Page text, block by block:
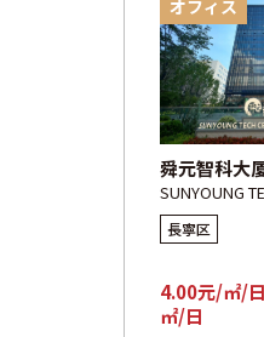
オフィス
舜元智科大
SUNYOUNG
長寧区
4.00元/㎡/
㎡/日